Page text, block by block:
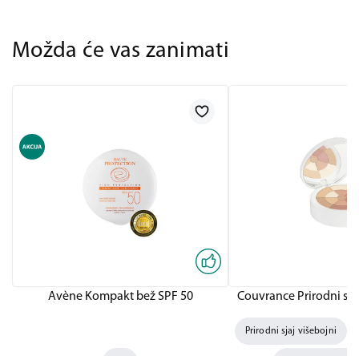
Možda će vas zanimati
Avène Kompakt bež SPF 50 Couvrance Prirodni
Prirodni sjaj višebojni